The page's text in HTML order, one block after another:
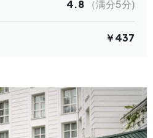
4.8 （满分5分)
￥437